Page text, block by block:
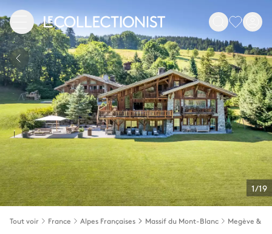
1/19
Tout voir France Alpes Françaises Massif du Mont-Blanc Megève &